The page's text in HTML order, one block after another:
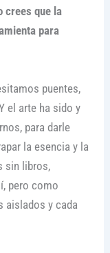
crees que la
para
puentes,
el arte ha sido y
para darle
la esencia y la
sin libros,
pero como
aislados y cada